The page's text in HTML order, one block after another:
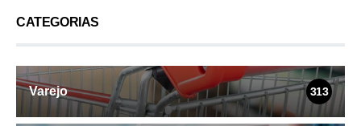
CATEGORIAS
Varejo 313